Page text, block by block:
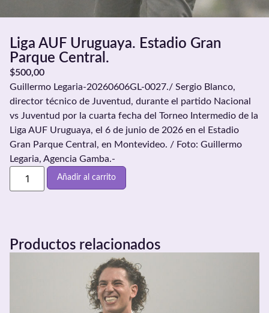
Liga AUF Uruguaya. Estadio Gran
Parque Central.
$500,00
Guillermo Legaria-20260606GL-0027./ Sergio Blanco,
director técnico de Juventud, durante el partido Nacional
vs Juventud por la cuarta fecha del Torneo Intermedio de la
Liga AUF Uruguaya, el 6 de junio de 2026 en el Estadio
Gran Parque Central, en Montevideo. / Foto: Guillermo
Legaria, Agencia Gamba.-
Añadir al carrito
Productos relacionados